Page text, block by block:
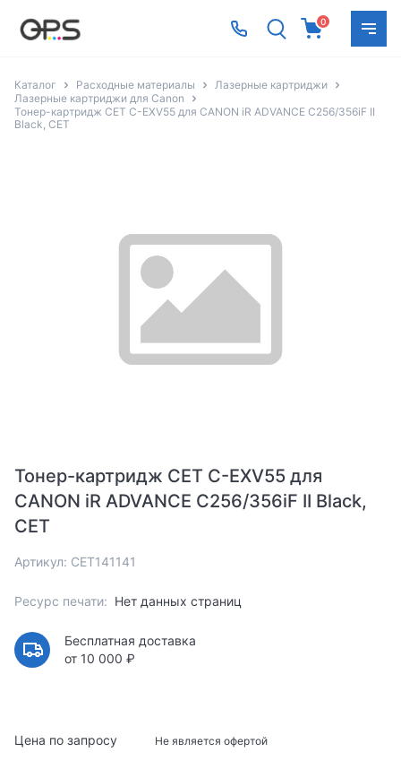
0
Каталог Расходные материалы
Лазерные картриджи
Лазерные картриджи для Canon
Тонер-картридж CET C-EXV55 для CANON iR ADVANCE C256/356iF II
Black, CET
Тонер-картридж CET C-EXV55 для
CANON iR ADVANCE C256/356iF II Black,
CET
Артикул: CET141141
Ресурс печати: Нет данных страниц
Бесплатная доставка
от 10 000 ₽
Цена по запросу Не является офертой